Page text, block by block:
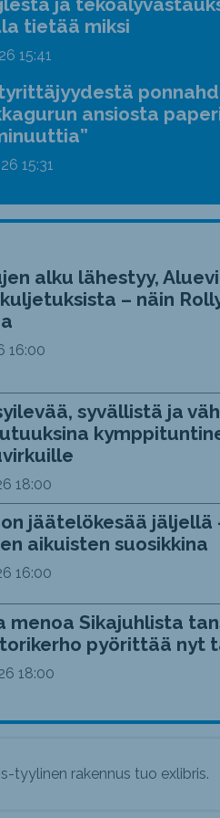
tietää miksi
15:41
ansiosta
15:31
alku lähestyy,
– näin
16:00
syvällistä ja
18:00
jäätelökesää jäljellä
aikuisten suosikkina
16:00
menoa Sikajuhlista
pyörittää nyt
18:00
tyylinen rakennus tuo exlibris.